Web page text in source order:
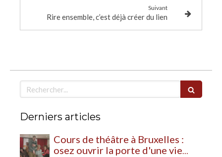
Suivant
Rire ensemble, c’est déjà créer du lien
Rechercher
Derniers articles
Cours de théâtre à Bruxelles :
osez ouvrir la porte d'une vie